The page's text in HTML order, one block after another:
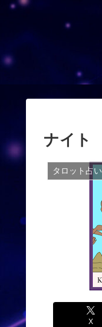
ナイト
タロット占い
X